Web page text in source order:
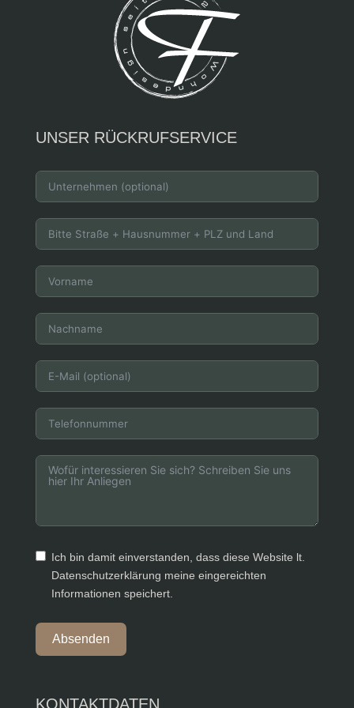
UNSER RÜCKRUFSERVICE
Ich bin damit einverstanden, dass diese Website lt.
Datenschutzerklärung meine eingereichten
Informationen speichert.
Absenden
KONTAKTDATEN